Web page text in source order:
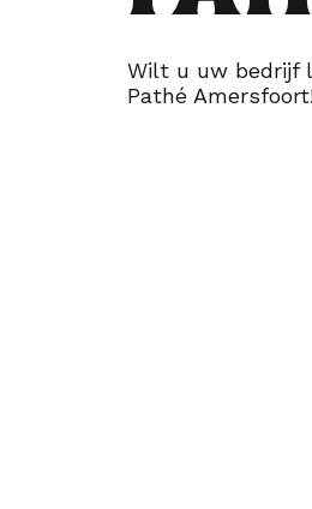
Wilt u uw bedrijf
Pathé